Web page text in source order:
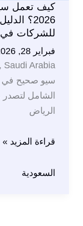
كيف تعمل
2026؟
للشركات في
فبراير 28, 2026
الشامل
الرياض
كيف
سيو
قراءة المزيد »
السعودية